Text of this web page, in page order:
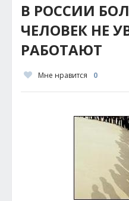
В РОССИИ
ЧЕЛОВЕК НЕ
РАБОТАЮТ
Мне нравится 0